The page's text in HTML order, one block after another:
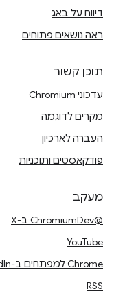
דיווח על באג
ראה נושאים פתוחים
תוכן קשור
עדכוני Chromium
מקרים לדוגמה
העברה לארכיון
פודקאסטים ותוכניות
מעקב
@ChromiumDev ב-X
YouTube
Chrome למפתחים ב-LinkedIn
RSS